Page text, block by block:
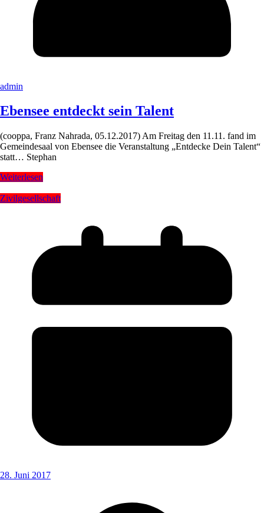
admin
Ebensee entdeckt sein Talent
(cooppa, Franz Nahrada, 05.12.2017) Am Freitag den 11.11. fand im
Gemeindesaal von Ebensee die Veranstaltung „Entdecke Dein Talent“
statt… Stephan
Weiterlesen
Zivilgesellschaft
28. Juni 2017